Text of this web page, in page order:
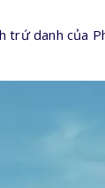
trứ danh của